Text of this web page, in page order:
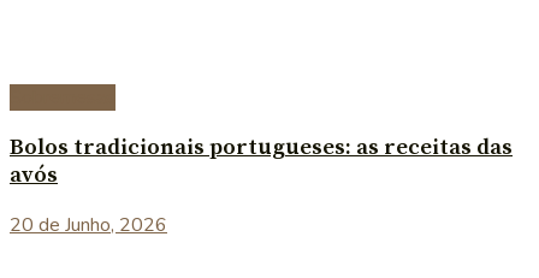
Bolos tradicionais portugueses: as receitas das
avós
20 de Junho, 2026